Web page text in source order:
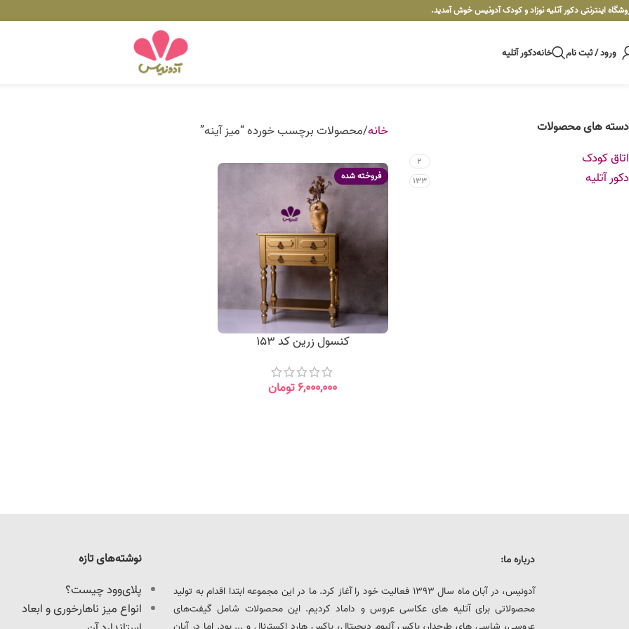
اینترنتی دکور آتلیه نوزاد و کودک آدونیس خوش آمدید.
ورود / ثبت نام خانهدکور آتلیه
دسته های محصولات
اتاق کودک 2
دکور آتلیه 133
خانه محصولات برچسب خورده “میز آینه”
فروخته شده
کنسول زرین کد 153
۶,۰۰۰,۰۰۰تومان
نوشته‌های تازه
پلای‌وود چیست؟
انواع میز ناهارخوری و ابعاد
درباره ما:
آدونیس، در آبان ماه سال 1393 فعالیت خود را آغاز کرد. ما در این مجموعه ابتدا اقدام به تولید
محصولاتی برای آتلیه های عکاسی عروس و داماد کردیم. این محصولات شامل گیفت‌های